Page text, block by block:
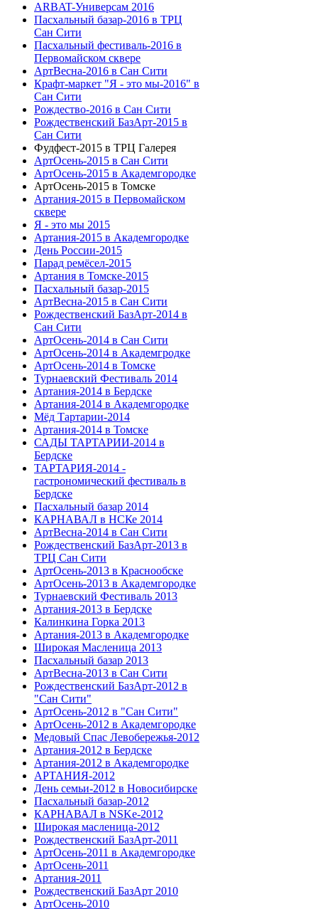
ARBAT-Универсам 2016
Пасхальный базар-2016 в ТРЦ
Сан Сити
Пасхальный фестиваль-2016 в
Первомайском сквере
АртВесна-2016 в Сан Сити
Крафт-маркет "Я - это мы-2016" в
Сан Сити
Рождество-2016 в Сан Сити
Рождественский БазАрт-2015 в
Сан Сити
Фудфест-2015 в ТРЦ Галерея
АртОсень-2015 в Сан Сити
АртОсень-2015 в Академгородке
АртОсень-2015 в Томске
Артания-2015 в Первомайском
сквере
Я - это мы 2015
Артания-2015 в Академгородке
День России-2015
Парад ремёсел-2015
Артания в Томске-2015
Пасхальный базар-2015
АртВесна-2015 в Сан Сити
Рождественский БазАрт-2014 в
Сан Сити
АртОсень-2014 в Сан Сити
АртОсень-2014 в Академгродке
АртОсень-2014 в Томске
Турнаевский Фестиваль 2014
Артания-2014 в Бердске
Артания-2014 в Академгородке
Мёд Тартарии-2014
Артания-2014 в Томске
САДЫ ТАРТАРИИ-2014 в
Бердске
ТАРТАРИЯ-2014 -
гастрономический фестиваль в
Бердске
Пасхальный базар 2014
КАРНАВАЛ в НСКе 2014
АртВесна-2014 в Сан Сити
Рождественский БазАрт-2013 в
ТРЦ Сан Сити
АртОсень-2013 в Краснообске
АртОсень-2013 в Академгородке
Турнаевский Фестиваль 2013
Артания-2013 в Бердске
Калинкина Горка 2013
Артания-2013 в Академгородке
Широкая Масленица 2013
Пасхальный базар 2013
АртВесна-2013 в Сан Сити
Рождественский БазАрт-2012 в
"Сан Сити"
АртОсень-2012 в "Сан Сити"
АртОсень-2012 в Академгородке
Медовый Спас Левобережья-2012
Артания-2012 в Бердске
Артания-2012 в Академгородке
АРТАНИЯ-2012
День семьи-2012 в Новосибирске
Пасхальный базар-2012
КАРНАВАЛ в NSKe-2012
Широкая масленица-2012
Рождественский БазАрт-2011
АртОсень-2011 в Академгородке
АртОсень-2011
Артания-2011
Рождественский БазАрт 2010
АртОсень-2010